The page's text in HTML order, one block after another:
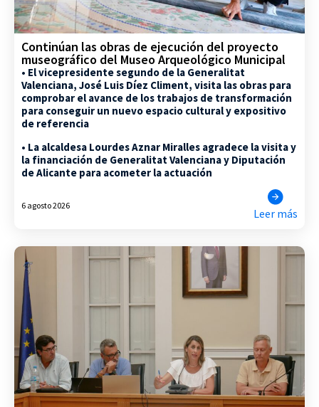
Continúan las obras de ejecución del proyecto
museográfico del Museo Arqueológico Municipal
• El vicepresidente segundo de la Generalitat
Valenciana, José Luis Díez Climent, visita las obras para
comprobar el avance de los trabajos de transformación
para conseguir un nuevo espacio cultural y expositivo
de referencia
• La alcaldesa Lourdes Aznar Miralles agradece la visita y
la financiación de Generalitat Valenciana y Diputación
de Alicante para acometer la actuación
6 agosto 2026
Leer más